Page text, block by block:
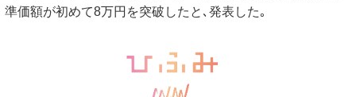
準価額が初めて8万円を突破したと､発表した｡